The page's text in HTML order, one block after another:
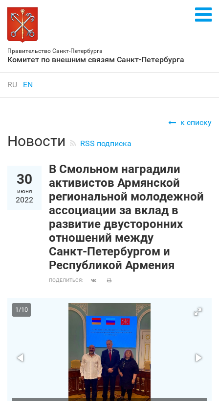
Правительство Санкт‑Петербурга
Комитет по внешним связям Санкт‑Петербурга
RU EN
к списку
Новости RSS подписка
30
июня
2022
В Смольном наградили
активистов Армянской
региональной молодежной
ассоциации за вклад в
развитие двусторонних
отношений между
Санкт‑Петербургом и
Республикой Армения
ПОДЕЛИТЬСЯ:
1/10